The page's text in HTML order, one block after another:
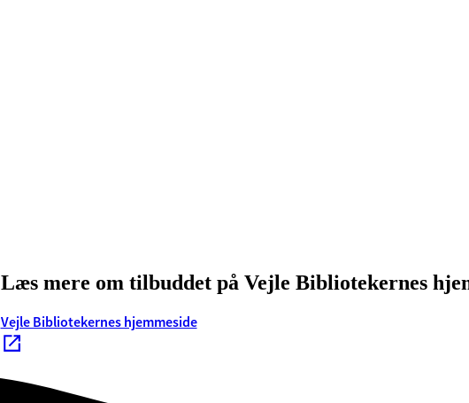
Læs mere om tilbuddet på Vejle Bibliotekernes
Vejle Bibliotekernes hjemmeside